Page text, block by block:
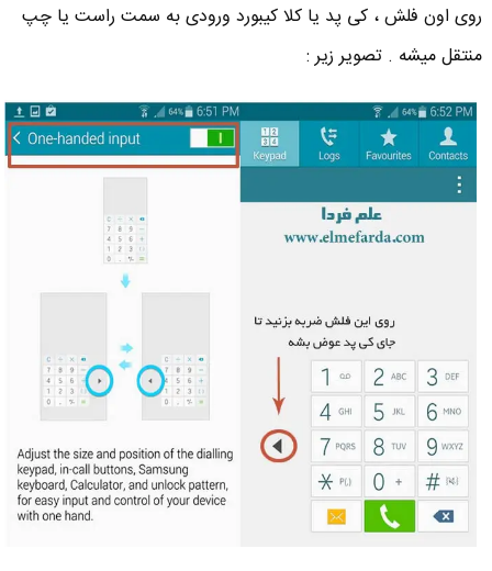
روی اون فلش ، کی پد یا کلا کیبورد ورودی به سمت راست یا چپ
منتقل میشه . تصویر زیر :